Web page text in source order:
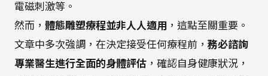
電磁刺激等。
然而， 體態雕塑療程並非人人適用 ，這點至關重要。
文章中多次強調，在決定接受任何療程前， 務必諮詢
專業醫生進行全面的身體評估 ，確認自身健康狀況，